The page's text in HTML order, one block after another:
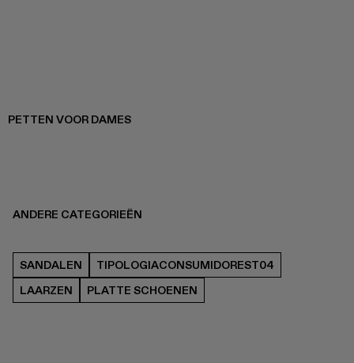
PETTEN VOOR DAMES
ANDERE CATEGORIEËN
SANDALEN
TIPOLOGIACONSUMIDOREST04
LAARZEN
PLATTE SCHOENEN